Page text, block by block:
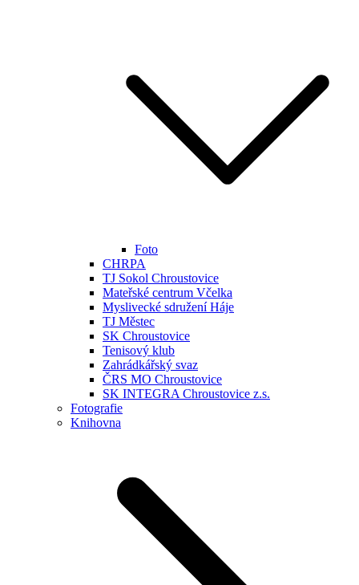
Foto
CHRPA
TJ Sokol Chroustovice
Mateřské centrum Včelka
Myslivecké sdružení Háje
TJ Městec
SK Chroustovice
Tenisový klub
Zahrádkářský svaz
ČRS MO Chroustovice
SK INTEGRA Chroustovice z.s.
Fotografie
Knihovna